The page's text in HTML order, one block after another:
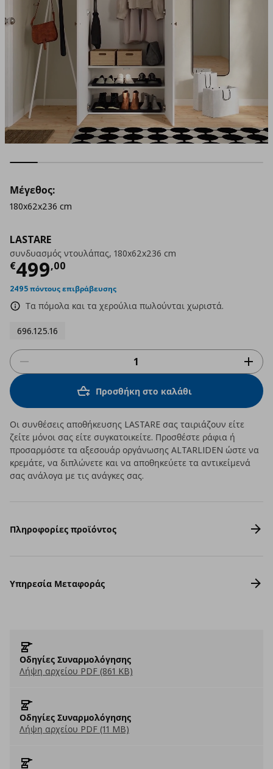
LASTARE
συνδυασμός ντουλάπας, 180x62x236 cm
€499,00
Τρέχουσα τιμή
2495 πόντους επιβράβευσης
Τα πόμολα και τα χερούλια πωλούνται χωριστά.
696.125.16
Μέγεθος:
180x62x236 cm
Προσθήκη στο καλάθι
Οι συνθέσεις αποθήκευσης LASTARE σας ταιριάζουν είτε
ζείτε μόνοι σας είτε συγκατοικείτε. Προσθέστε ράφια ή
προσαρμόστε τα αξεσουάρ οργάνωσης ALTARLIDEN ώστε να
κρεμάτε, να διπλώνετε και να αποθηκεύετε τα αντικείμενά
σας ανάλογα με τις ανάγκες σας.
Πληροφορίες προϊόντος
Υπηρεσία Μεταφοράς
Οδηγίες Συναρμολόγησης
Λήψη αρχείου PDF (861 KB)
Οδηγίες Συναρμολόγησης
Λήψη αρχείου PDF (11 MB)